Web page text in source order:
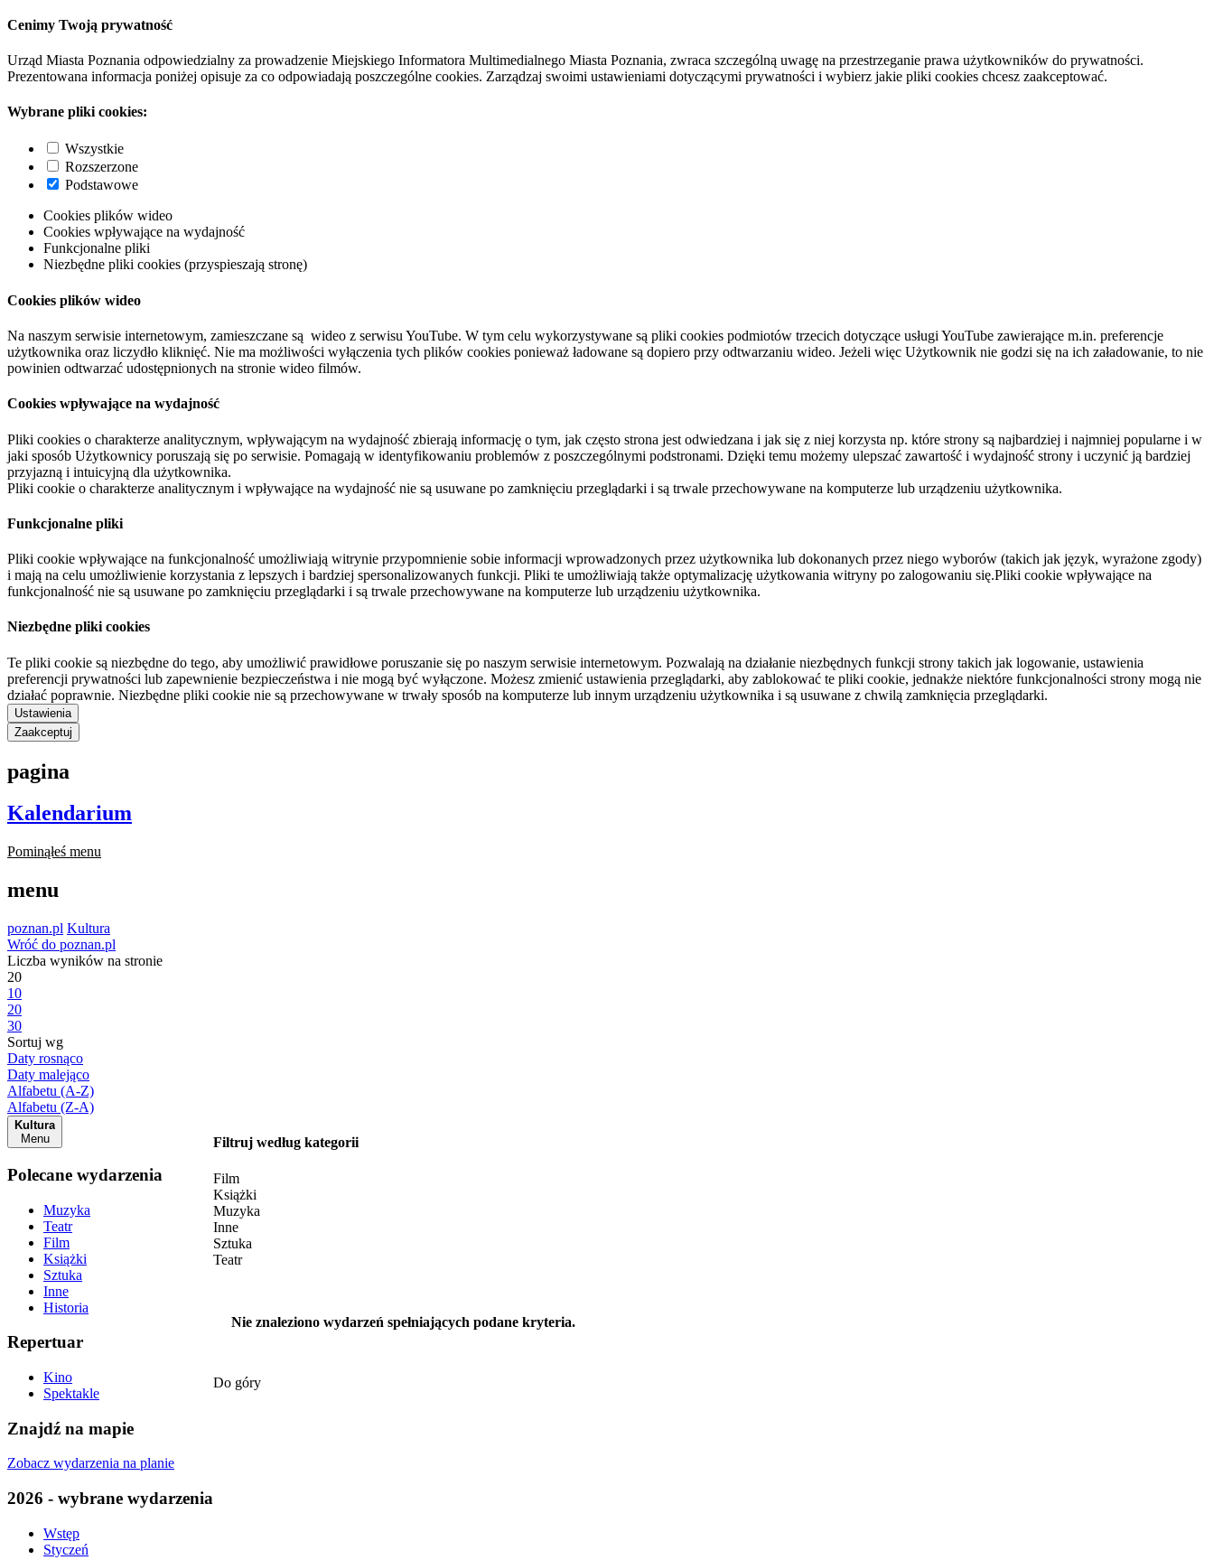
Cenimy Twoją prywatność
Urząd Miasta Poznania odpowiedzialny za prowadzenie Miejskiego Informatora Multimedialnego Miasta Poznania, zwraca szczególną uwagę na przestrzeganie prawa użytkowników do prywatności.
Prezentowana informacja poniżej opisuje za co odpowiadają poszczególne cookies. Zarządzaj swoimi ustawieniami dotyczącymi prywatności i wybierz jakie pliki cookies chcesz zaakceptować.
Wybrane pliki cookies:
Wszystkie
Rozszerzone
Podstawowe
Cookies plików wideo
Cookies wpływające na wydajność
Funkcjonalne pliki
Niezbędne pliki cookies (przyspieszają stronę)
Cookies plików wideo
Na naszym serwisie internetowym, zamieszczane są wideo z serwisu YouTube. W tym celu wykorzystywane są pliki cookies podmiotów trzecich dotyczące usługi YouTube zawierające m.in. preferencje
użytkownika oraz liczydło kliknięć. Nie ma możliwości wyłączenia tych plików cookies ponieważ ładowane są dopiero przy odtwarzaniu wideo. Jeżeli więc Użytkownik nie godzi się na ich załadowanie, to nie
powinien odtwarzać udostępnionych na stronie wideo filmów.
Cookies wpływające na wydajność
Pliki cookies o charakterze analitycznym, wpływającym na wydajność zbierają informację o tym, jak często strona jest odwiedzana i jak się z niej korzysta np. które strony są najbardziej i najmniej popularne i w
jaki sposób Użytkownicy poruszają się po serwisie. Pomagają w identyfikowaniu problemów z poszczególnymi podstronami. Dzięki temu możemy ulepszać zawartość i wydajność strony i uczynić ją bardziej
przyjazną i intuicyjną dla użytkownika.
Pliki cookie o charakterze analitycznym i wpływające na wydajność nie są usuwane po zamknięciu przeglądarki i są trwale przechowywane na komputerze lub urządzeniu użytkownika.
Funkcjonalne pliki
Pliki cookie wpływające na funkcjonalność umożliwiają witrynie przypomnienie sobie informacji wprowadzonych przez użytkownika lub dokonanych przez niego wyborów (takich jak język, wyrażone zgody)
i mają na celu umożliwienie korzystania z lepszych i bardziej spersonalizowanych funkcji. Pliki te umożliwiają także optymalizację użytkowania witryny po zalogowaniu się.Pliki cookie wpływające na
funkcjonalność nie są usuwane po zamknięciu przeglądarki i są trwale przechowywane na komputerze lub urządzeniu użytkownika.
Niezbędne pliki cookies
Te pliki cookie są niezbędne do tego, aby umożliwić prawidłowe poruszanie się po naszym serwisie internetowym. Pozwalają na działanie niezbędnych funkcji strony takich jak logowanie, ustawienia
preferencji prywatności lub zapewnienie bezpieczeństwa i nie mogą być wyłączone. Możesz zmienić ustawienia przeglądarki, aby zablokować te pliki cookie, jednakże niektóre funkcjonalności strony mogą nie
działać poprawnie. Niezbędne pliki cookie nie są przechowywane w trwały sposób na komputerze lub innym urządzeniu użytkownika i są usuwane z chwilą zamknięcia przeglądarki.
Ustawienia
Zaakceptuj
pagina
Kalendarium
Pominąłeś menu
menu
poznan.pl Kultura
Wróć do poznan.pl
Liczba wyników na stronie
20
10
20
30
Sortuj wg
Daty rosnąco
Daty malejąco
Alfabetu (A-Z)
Alfabetu (Z-A)
Kultura
Menu
Polecane wydarzenia
Muzyka
Teatr
Film
Książki
Sztuka
Inne
Historia
Repertuar
Kino
Spektakle
Znajdź na mapie
Zobacz wydarzenia na planie
2026 - wybrane wydarzenia
Wstęp
Styczeń
Filtruj według kategorii
Film
Książki
Muzyka
Inne
Sztuka
Teatr
Nie znaleziono wydarzeń spełniających podane kryteria.
Do góry